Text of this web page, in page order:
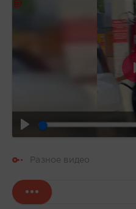
Разное видео